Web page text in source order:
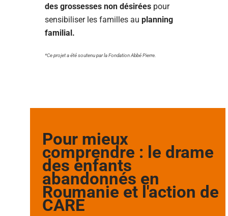
des grossesses non désirées pour
sensibiliser les familles au planning
familial.
*Ce projet a été soutenu par la Fondation Abbé Pierre.
Pour mieux
comprendre : le drame
des enfants
abandonnés en
Roumanie et l'action de
CARE